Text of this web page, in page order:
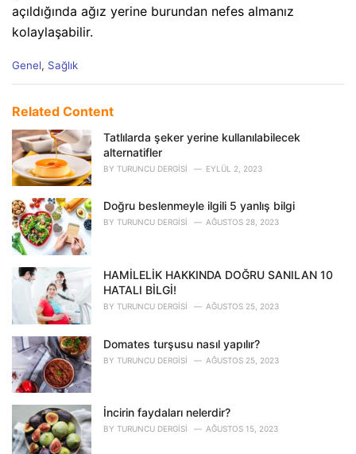
açıldığında ağız yerine burundan nefes almanız
kolaylaşabilir.
C
e
o
r
i
e
:
Genel, Sağlık
Related Content
Tatlılarda şeker yerine kullanılabilecek
alternatifler
BY TURUNCU DERGISI EYLÜL 2, 2023
Doğru beslenmeyle ilgili 5 yanlış bilgi
BY TURUNCU DERGISI AĞUSTOS 28, 2023
HAMİLELİK HAKKINDA DOĞRU SANILAN 10
HATALI BİLGİ!
BY TURUNCU DERGISI AĞUSTOS 25, 2023
Domates turşusu nasıl yapılır?
BY TURUNCU DERGISI AĞUSTOS 25, 2023
İncirin faydaları nelerdir?
BY TURUNCU DERGISI AĞUSTOS 15, 2023